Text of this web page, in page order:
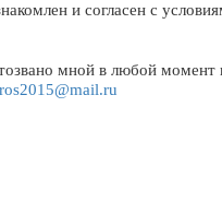
и согласен с
мной в любой момент